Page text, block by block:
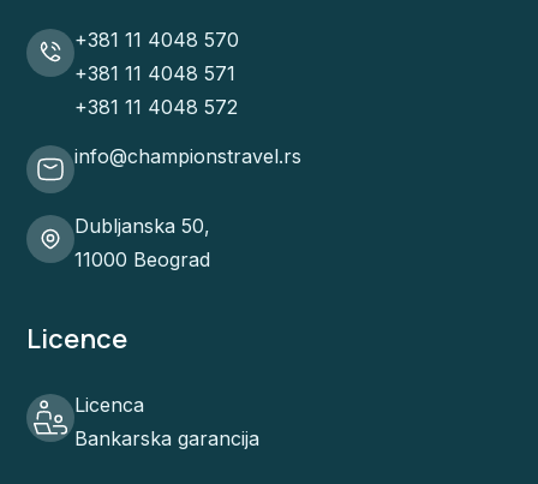
+381 11 4048 570
+381 11 4048 571
+381 11 4048 572
info@championstravel.rs
Dubljanska 50,
11000 Beograd
Licence
Licenca
Bankarska garancija